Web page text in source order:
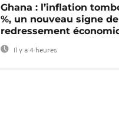
Ghana : l’inflation
%, un nouveau signe de
redressement
Il y a 4 heures